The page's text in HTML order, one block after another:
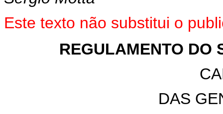
Este texto não substitui o
REGULAMENTO DO
DAS